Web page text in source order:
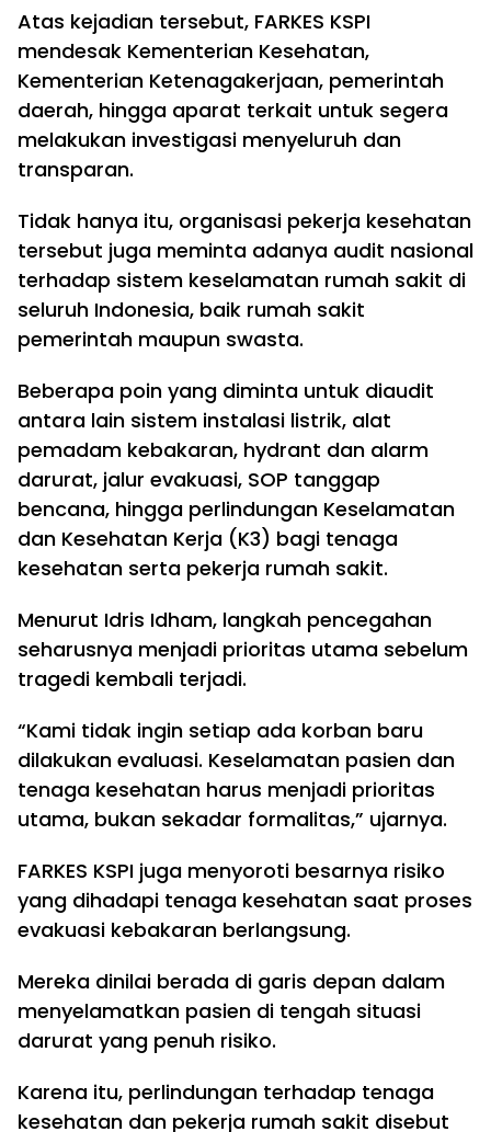
Atas kejadian tersebut, FARKES KSPI
mendesak Kementerian Kesehatan,
Kementerian Ketenagakerjaan, pemerintah
daerah, hingga aparat terkait untuk segera
melakukan investigasi menyeluruh dan
transparan.
Tidak hanya itu, organisasi pekerja kesehatan
tersebut juga meminta adanya audit nasional
terhadap sistem keselamatan rumah sakit di
seluruh Indonesia, baik rumah sakit
pemerintah maupun swasta.
Beberapa poin yang diminta untuk diaudit
antara lain sistem instalasi listrik, alat
pemadam kebakaran, hydrant dan alarm
darurat, jalur evakuasi, SOP tanggap
bencana, hingga perlindungan Keselamatan
dan Kesehatan Kerja (K3) bagi tenaga
kesehatan serta pekerja rumah sakit.
Menurut Idris Idham, langkah pencegahan
seharusnya menjadi prioritas utama sebelum
tragedi kembali terjadi.
“Kami tidak ingin setiap ada korban baru
dilakukan evaluasi. Keselamatan pasien dan
tenaga kesehatan harus menjadi prioritas
utama, bukan sekadar formalitas,” ujarnya.
FARKES KSPI juga menyoroti besarnya risiko
yang dihadapi tenaga kesehatan saat proses
evakuasi kebakaran berlangsung.
Mereka dinilai berada di garis depan dalam
menyelamatkan pasien di tengah situasi
darurat yang penuh risiko.
Karena itu, perlindungan terhadap tenaga
kesehatan dan pekerja rumah sakit disebut